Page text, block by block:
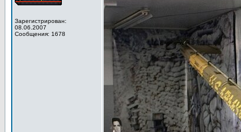
Зарегистрирован:
08.06.2007
Сообщения: 1678